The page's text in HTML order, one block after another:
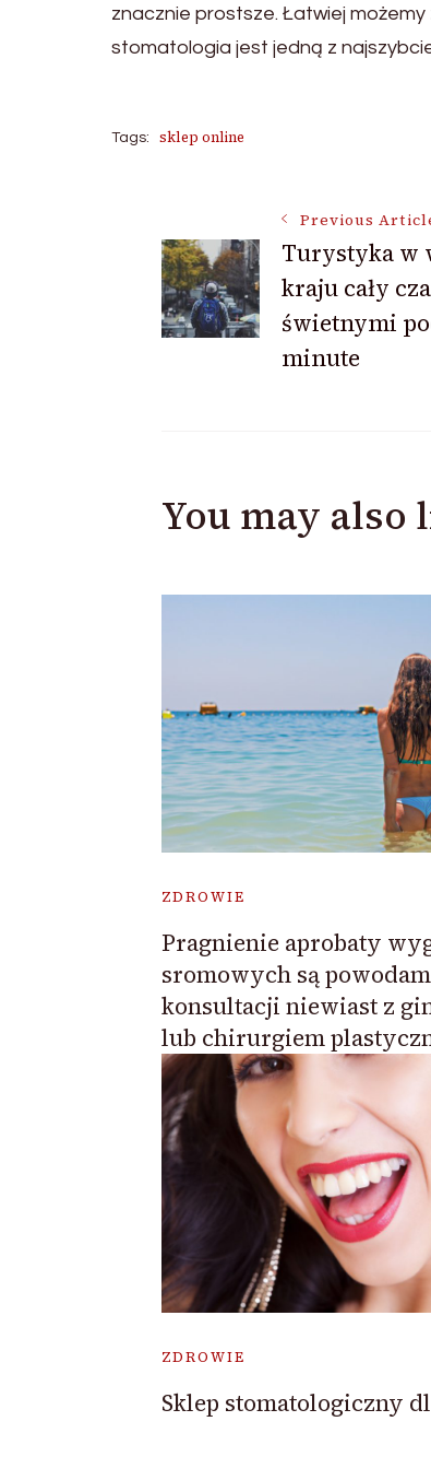
znacznie prostsze. Łatwiej
stomatologia jest jedną z
Tags: sklep online
Post
Navigation
Previous
Turystyka w
kraju cały
świetnymi
minute
You may also
ZDROWIE
Pragnienie aprobaty
sromowych są
konsultacji niewiast z
lub chirurgiem
ZDROWIE
Sklep stomatologiczny